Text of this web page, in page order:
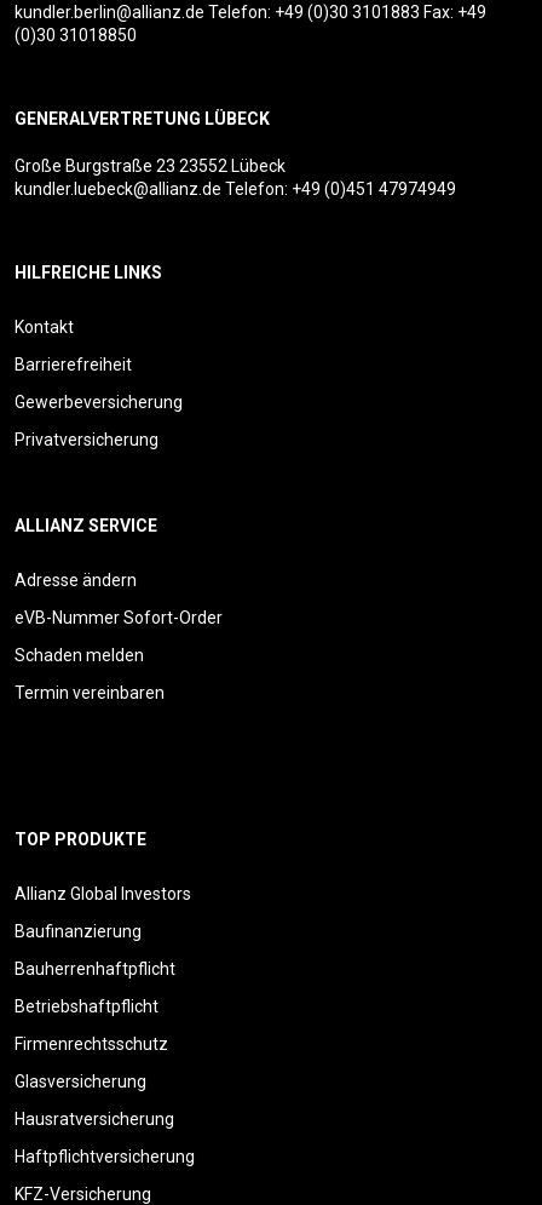
kundler.berlin@allianz.de Telefon: +49 (0)30 3101883 Fax: +49
(0)30 31018850
GENERALVERTRETUNG LÜBECK
Große Burgstraße 23 23552 Lübeck
kundler.luebeck@allianz.de Telefon: +49 (0)451 47974949
HILFREICHE LINKS
Kontakt
Barrierefreiheit
Gewerbeversicherung
Privatversicherung
ALLIANZ SERVICE
Adresse ändern
eVB-Nummer Sofort-Order
Schaden melden
Termin vereinbaren
TOP PRODUKTE
Allianz Global Investors
Baufinanzierung
Bauherrenhaftpflicht
Betriebshaftpflicht
Firmenrechtsschutz
Glasversicherung
Hausratversicherung
Haftpflichtversicherung
KFZ-Versicherung